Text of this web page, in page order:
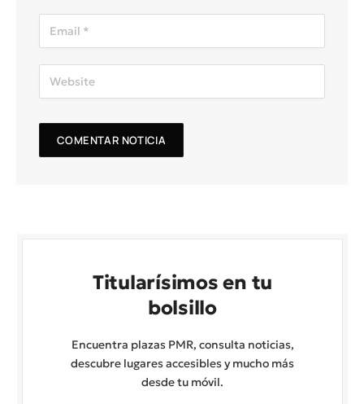
Titularísimos en tu
bolsillo
Encuentra plazas PMR, consulta noticias,
descubre lugares accesibles y mucho más
desde tu móvil.